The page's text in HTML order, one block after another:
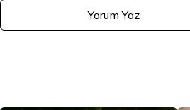
Yorum Yaz